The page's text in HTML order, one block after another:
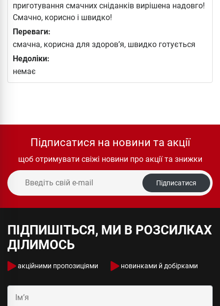
приготування смачних сніданків вирішена надовго!
Смачно, корисно і швидко!
Переваги:
смачна, корисна для здоров’я, швидко готується
Недоліки:
немає
Підписатися на новини та акції
щоб отримувати свіжі новини про акції та знижки
Підписатися
ПІДПИШІТЬСЯ, МИ В РОЗСИЛКАХ
ДІЛИМОСЬ
акційними пропозиціями новинками й добірками